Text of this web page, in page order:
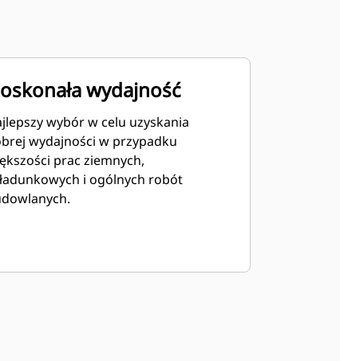
wydajność
wybór w celu uzyskania
wydajności w przypadku
prac ziemnych,
i ogólnych robót